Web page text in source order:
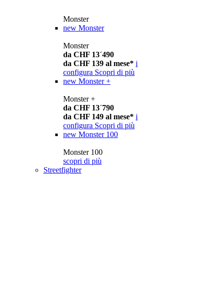
Monster
new Monster
Monster
da CHF 13´490
da CHF 139 al mese* i
configura Scopri di più
new Monster +
Monster +
da CHF 13´790
da CHF 149 al mese* i
configura Scopri di più
new Monster 100
Monster 100
scopri di più
Streetfighter